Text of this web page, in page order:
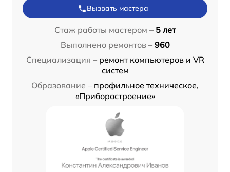
Вызвать мастера
Стаж работы мастером – 5 лет
Выполнено ремонтов – 960
Специализация – ремонт компьютеров и VR
систем
Образование – профильное техническое,
«Приборостроение»